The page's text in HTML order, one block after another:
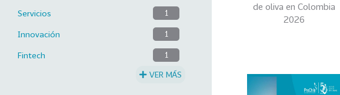
Servicios 1
Innovación 1
Fintech 1
VER MÁS
de oliva en Colombia
2026